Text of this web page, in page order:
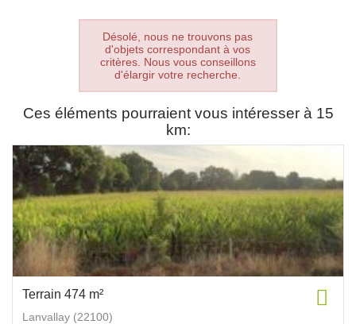
Désolé, nous ne trouvons pas
d'objets correspondant à vos
critères. Nous vous conseillons
d'élargir votre recherche.
Ces éléments pourraient vous intéresser à 15
km:
Terrain 474 m²
Lanvallay (22100)